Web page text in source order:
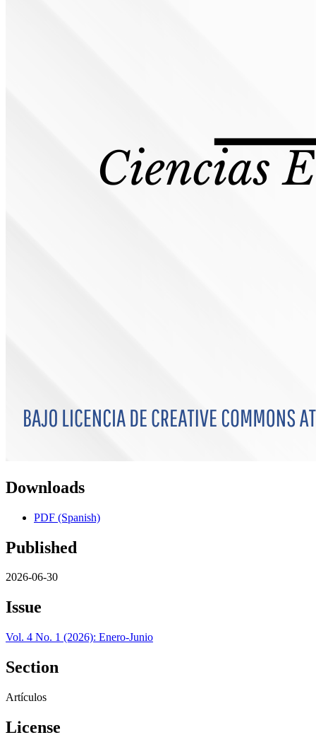
Downloads
PDF (Spanish)
Published
2026-06-30
Issue
Vol. 4 No. 1 (2026): Enero-Junio
Section
Artículos
License